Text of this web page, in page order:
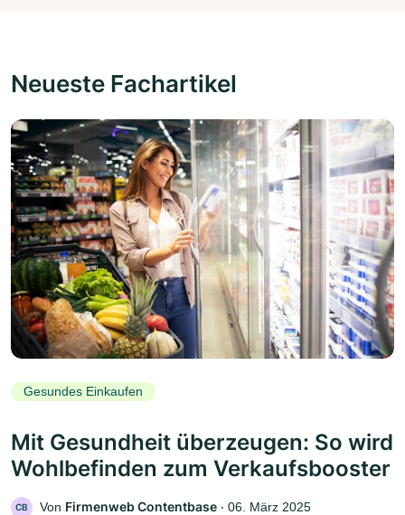
Neueste Fachartikel
Gesundes Einkaufen
Mit Gesundheit überzeugen: So wird
Wohlbefinden zum Verkaufsbooster
CB Von Firmenweb Contentbase ‧ 06. März 2025